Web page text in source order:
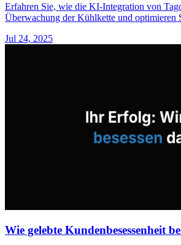
Erfahren Sie, wie die KI-Integration von
Überwachung der Kühlkette und
Jul 24, 2025
Wie gelebte Kundenbesessenheit